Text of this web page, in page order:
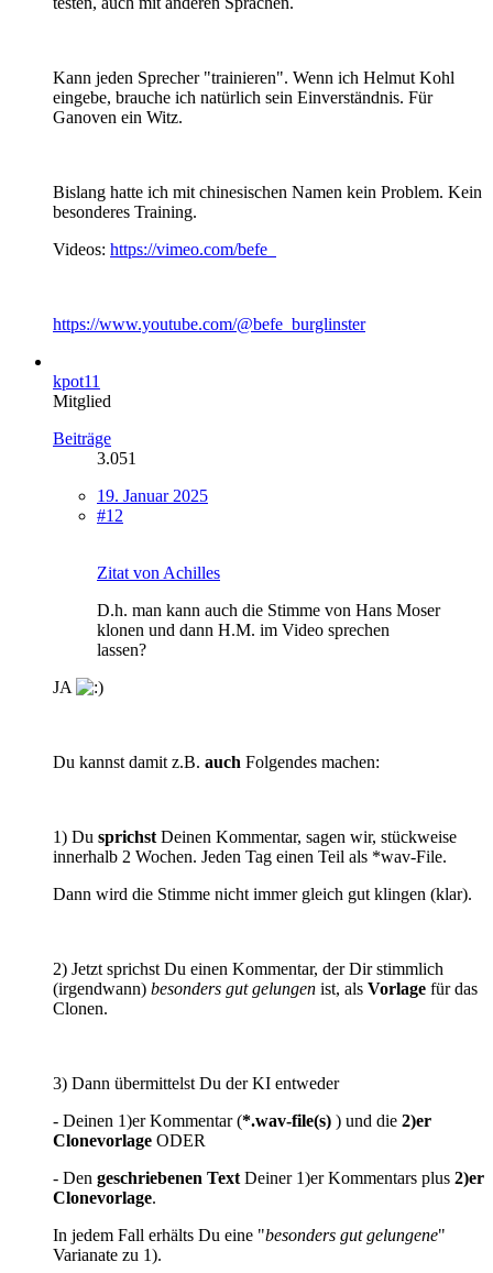
Kann jeden Sprecher "trainieren". Wenn ich Helmut Kohl
eingebe, brauche ich natürlich sein Einverständnis. Für
Ganoven ein Witz.
Bislang hatte ich mit chinesischen Namen kein Problem. Kein
besonderes Training.
Videos: https://vimeo.com/befe
https://www.youtube.com/@befe_burglinster
kpot11
Mitglied
Beiträge
3.051
19. Januar 2025
#12
Zitat von Achilles
D.h. man kann auch die Stimme von Hans Moser
klonen und dann H.M. im Video sprechen
lassen?
JA
Du kannst damit z.B. auch Folgendes machen:
1) Du sprichst Deinen Kommentar, sagen wir, stückweise
innerhalb 2 Wochen. Jeden Tag einen Teil als *wav-File.
Dann wird die Stimme nicht immer gleich gut klingen (klar).
2) Jetzt sprichst Du einen Kommentar, der Dir stimmlich
(irgendwann) besonders gut gelungen ist, als Vorlage für das
Clonen.
3) Dann übermittelst Du der KI entweder
- Deinen 1)er Kommentar (*.wav-file(s) ) und die 2)er
Clonevorlage ODER
- Den geschriebenen Text Deiner 1)er Kommentars plus 2)er
Clonevorlage.
In jedem Fall erhälts Du eine "besonders gut gelungene"
Varianate zu 1).